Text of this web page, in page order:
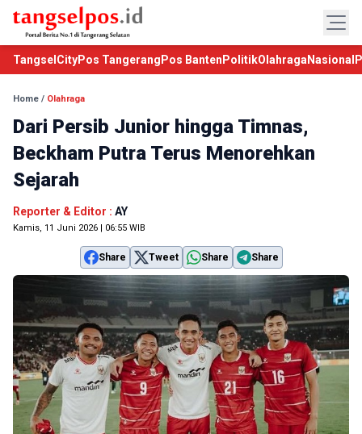
TangselCityPos Tangerang Pos Banten PolitikOlahraga Nasional
Home / Olahraga
Dari Persib Junior hingga Timnas,
Beckham Putra Terus Menorehkan
Sejarah
Reporter & Editor : AY
Kamis, 11 Juni 2026 | 06:55 WIB
Share Tweet Share Share